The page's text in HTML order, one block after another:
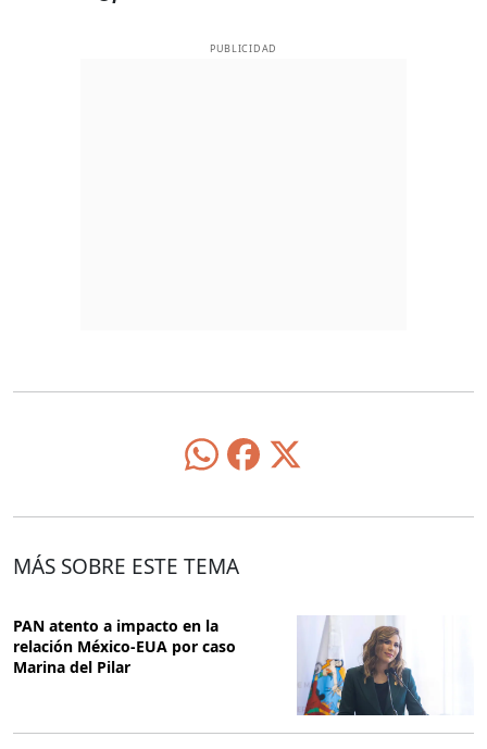
PUBLICIDAD
MÁS SOBRE ESTE TEMA
PAN atento a impacto en la
relación México-EUA por caso
Marina del Pilar